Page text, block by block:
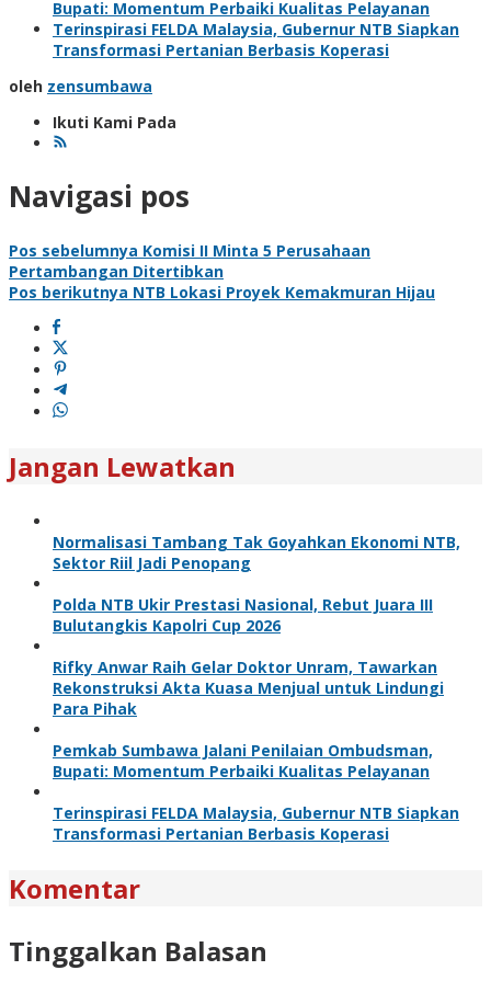
Bupati: Momentum Perbaiki Kualitas Pelayanan
Terinspirasi FELDA Malaysia, Gubernur NTB Siapkan
Transformasi Pertanian Berbasis Koperasi
oleh zensumbawa
Ikuti Kami Pada
Navigasi pos
Pos sebelumnya Komisi II Minta 5 Perusahaan
Pertambangan Ditertibkan
Pos berikutnya NTB Lokasi Proyek Kemakmuran Hijau
Jangan Lewatkan
Normalisasi Tambang Tak Goyahkan Ekonomi NTB,
Sektor Riil Jadi Penopang
Polda NTB Ukir Prestasi Nasional, Rebut Juara III
Bulutangkis Kapolri Cup 2026
Rifky Anwar Raih Gelar Doktor Unram, Tawarkan
Rekonstruksi Akta Kuasa Menjual untuk Lindungi
Para Pihak
Pemkab Sumbawa Jalani Penilaian Ombudsman,
Bupati: Momentum Perbaiki Kualitas Pelayanan
Terinspirasi FELDA Malaysia, Gubernur NTB Siapkan
Transformasi Pertanian Berbasis Koperasi
Komentar
Tinggalkan Balasan